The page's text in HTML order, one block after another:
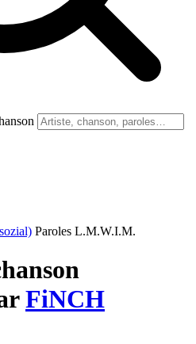
Paroles L.M.W.I.M.
FiNCH